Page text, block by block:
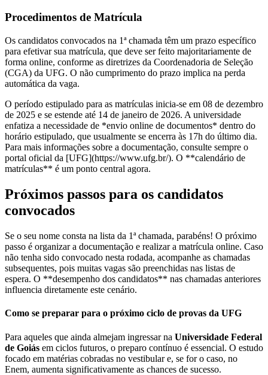
Procedimentos de Matrícula
Os candidatos convocados na 1ª chamada têm um prazo específico
para efetivar sua matrícula, que deve ser feito majoritariamente de
forma online, conforme as diretrizes da Coordenadoria de Seleção
(CGA) da UFG. O não cumprimento do prazo implica na perda
automática da vaga.
O período estipulado para as matrículas inicia-se em 08 de dezembro
de 2025 e se estende até 14 de janeiro de 2026. A universidade
enfatiza a necessidade de *envio online de documentos* dentro do
horário estipulado, que usualmente se encerra às 17h do último dia.
Para mais informações sobre a documentação, consulte sempre o
portal oficial da [UFG](https://www.ufg.br/). O **calendário de
matrículas** é um ponto central agora.
Próximos passos para os candidatos
convocados
Se o seu nome consta na lista da 1ª chamada, parabéns! O próximo
passo é organizar a documentação e realizar a matrícula online. Caso
não tenha sido convocado nesta rodada, acompanhe as chamadas
subsequentes, pois muitas vagas são preenchidas nas listas de
espera. O **desempenho dos candidatos** nas chamadas anteriores
influencia diretamente este cenário.
Como se preparar para o próximo ciclo de provas da UFG
Para aqueles que ainda almejam ingressar na Universidade Federal
de Goiás em ciclos futuros, o preparo contínuo é essencial. O estudo
focado em matérias cobradas no vestibular e, se for o caso, no
Enem, aumenta significativamente as chances de sucesso.